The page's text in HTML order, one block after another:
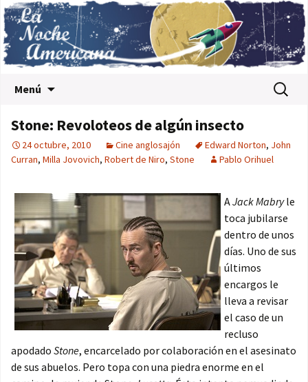
Menú Buscar:
Stone: Revoloteos de algún insecto
24 octubre, 2010 Cine anglosajón Edward Norton, John
Curran, Milla Jovovich, Robert de Niro, Stone Pablo Orihuel
AJack Mabryle
toca jubilarse
dentro de unos
días. Uno de sus
últimos
encargos le
lleva a revisar
el caso de un
recluso
apodado Stone, encarcelado por colaboración en el asesinato
de sus abuelos. Pero topa con una piedra enorme en el